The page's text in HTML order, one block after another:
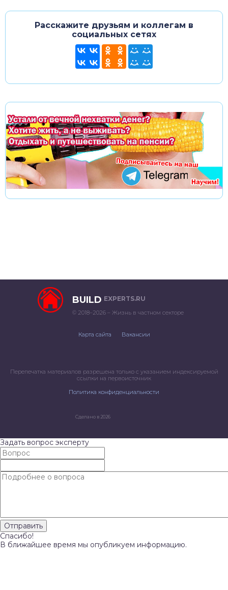
Расскажите друзьям и коллегам в
социальных сетях
BUILD EXPERTS.RU
© 2018–2026 – Жизнь в частном секторе
Карта сайта Вакансии
Перепечатка материалов разрешена только с указанием индексируемой
ссылки на первоисточник
Политика конфиденциальности
Сделано в 2026
Задать вопрос эксперту
Спасибо!
В ближайшее время мы опубликуем информацию.